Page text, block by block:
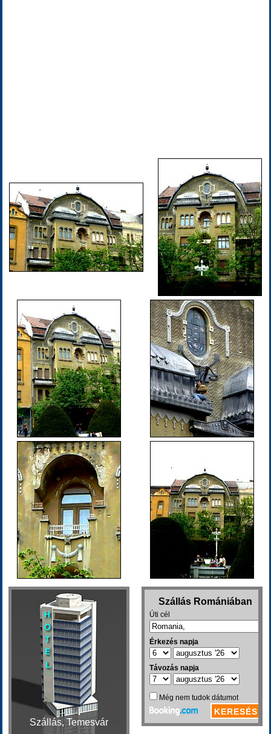
Szállás, Temesvár